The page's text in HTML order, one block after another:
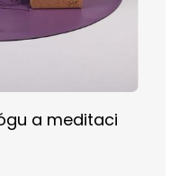
a meditaci